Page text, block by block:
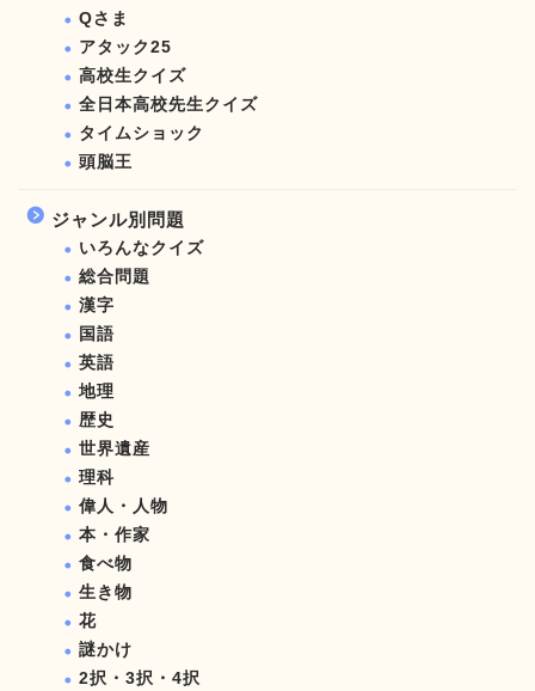
Qさま
アタック25
高校生クイズ
全日本高校先生クイズ
タイムショック
頭脳王
ジャンル別問題
いろんなクイズ
総合問題
漢字
国語
英語
地理
歴史
世界遺産
理科
偉人・人物
本・作家
食べ物
生き物
花
謎かけ
2択・3択・4択